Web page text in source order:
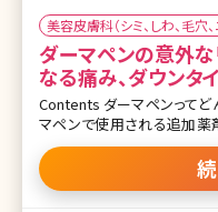
美容皮膚科（シミ、しわ、毛穴
ダーマペンの意外
なる痛み、ダウン
ら解説
Contents ダーマペンってどんな施術? ダーマペンの効果とは? ダー
マペンで使用される追加薬
療の流れ ダーマペンの治
ーマペンの施術間隔 ダーマペンの
するダーマペン、一体どん